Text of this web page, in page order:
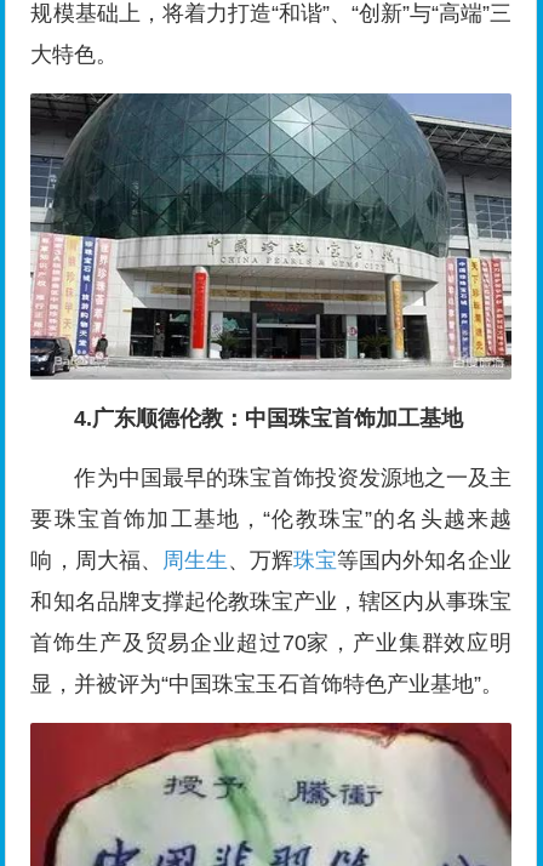
规模基础上，将着力打造“和谐”、“创新”与“高端”三
大特色。
4.广东顺德伦教：中国珠宝首饰加工基地
作为中国最早的珠宝首饰投资发源地之一及主
要珠宝首饰加工基地，“伦教珠宝”的名头越来越
响，周大福、
周生生 、万辉珠宝等国内外知名企业
和知名品牌支撑起伦教珠宝产业，辖区内从事珠宝
首饰生产及贸易企业超过70家，产业集群效应明
显，并被评为“中国珠宝玉石首饰特色产业基地”。